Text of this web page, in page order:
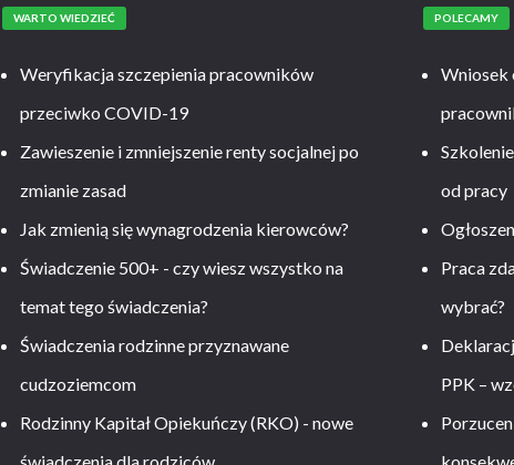
WARTO WIEDZIEĆ
Weryfikacja szczepienia pracowników
przeciwko COVID-19
Zawieszenie i zmniejszenie renty socjalnej po
zmianie zasad
Jak zmienią się wynagrodzenia kierowców?
Świadczenie 500+ - czy wiesz wszystko na
temat tego świadczenia?
Świadczenia rodzinne przyznawane
cudzoziemcom
Rodzinny Kapitał Opiekuńczy (RKO) - nowe
POLECAMY
Wniosek
od pracy
Praca
wybrać?
PPK –